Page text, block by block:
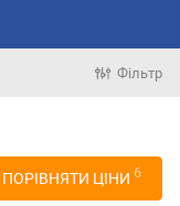
Фільтр
ПОРІВНЯТИ ЦІНИ 6